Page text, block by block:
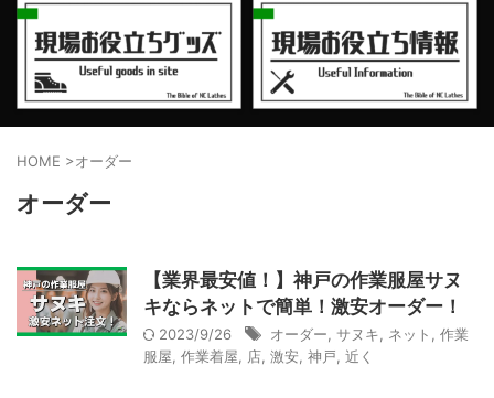
HOME >オーダー
オーダー
【業界最安値！】神戸の作業服屋サヌ
キならネットで簡単！激安オーダー！
2023/9/26 オーダー, サヌキ, ネット , 作業
服屋, 作業着屋, 店, 激安, 神戸, 近く